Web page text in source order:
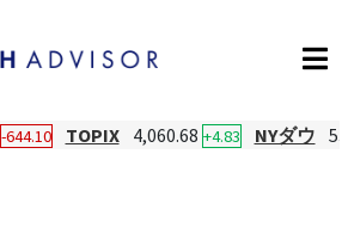
-644.10 TOPIX 4,060.68 +4.83 NYダウ